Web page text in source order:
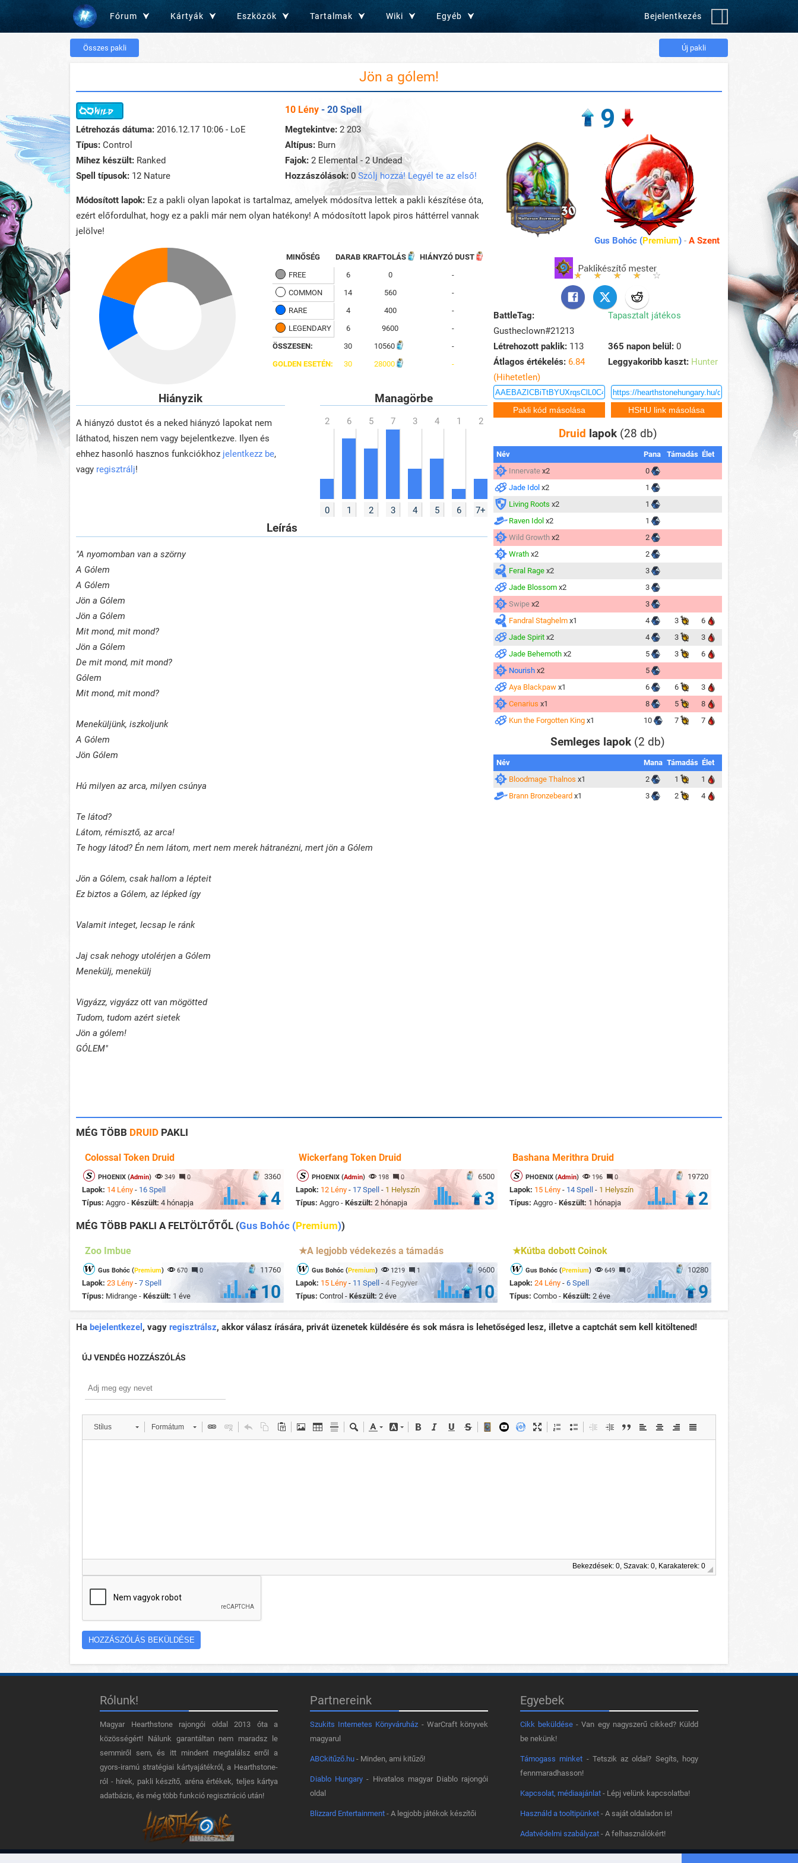
Fórum Kártyák Eszközök Tartalmak Wiki Egyéb Bejelentkezés
Összes pakli Új pakli
Jön a gólem!
10 Lény - 20 Spell
Létrehozás dátuma: 2016.12.17 10:06 - LoE Megtekintve:2 203
Típus: Control Altípus: Burn
Mihez készült: Ranked Fajok:2 Elemental - 2 Undead
Spell típusok: 12 Nature Hozzászólások:0 Szólj hozzá! Legyél te az első!
Módosított lapok: Ez a pakli olyan lapokat is tartalmaz, amelyek módosítva lettek a pakli készítése óta,
ezért előfordulhat, hogy ez a pakli már nem olyan hatékony! A módosított lapok piros háttérrel vannak
jelölve!
MINŐSÉG DARAB KRAFTOLÁS
HIÁNYZÓ DUST
FREE
6 0
-
COMMON
14 560
-
RARE
4 400
-
LEGENDARY
6 9600
-
ÖSSZESEN:
30 10560
-
GOLDEN ESETÉN:
30 28000 -
Hiányzik
A hiányzó dustot és a neked hiányzó lapokat nem
láthatod, hiszen nem vagy bejelentkezve. Ilyen és
ehhez hasonló hasznos funkciókhoz jelentkezz be,
vagy regisztrálj!
Managörbe
0 1 2 3 4 5 6 7+
Leírás
"A nyomomban van a szörny
A Gólem
A Gólem
Jön a Gólem
Jön a Gólem
Mit mond, mit mond?
Jön a Gólem
De mit mond, mit mond?
Gólem
Mit mond, mit mond?
Meneküljünk, iszkoljunk
A Gólem
Jön Gólem
Hú milyen az arca, milyen csúnya
Te látod?
Látom, rémisztő, az arca!
Te hogy látod? Én nem látom, mert nem merek hátranézni, mert jön a Gólem
Jön a Gólem, csak hallom a lépteit
Ez biztos a Gólem, az lépked így
Valamit integet, lecsap le ránk
Jaj csak nehogy utolérjen a Gólem
Menekülj, menekülj
Vigyázz, vigyázz ott van mögötted
Tudom, tudom azért sietek
Jön a gólem!
GÓLEM"
9
Gus Bohóc (Premium)- A Szent
BattleTag:
Gustheclown#21213
Tapasztalt játékos
Létrehozott paklik: 113 365 napon belül:0
Átlagos értékelés: 6.84
(Hihetetlen)
Leggyakoribb kaszt: Hunter
Druid lapok (28 db)
Név Pana Támadás Élet
Innervate x2
0
Jade Idol x2
1
Living Roots x2
1
Raven Idol x2
1
Wild Growth x2
2
Wrath x2
2
Feral Rage x2
3
Jade Blossom x2
3
Swipe x2
3
Fandral Staghelm x1 4 3
6
Jade Spirit x2 4 3
3
Jade Behemoth x2 5 3
6
Nourish x2
5
Aya Blackpaw x1 6 6
3
Cenarius x1 8 5
8
Kun the Forgotten King x1 10 7 7
Semleges lapok (2 db)
Név Mana Támadás Élet
Bloodmage Thalnos x1 2 1
1
Brann Bronzebeard x1 3 2 4
MÉG TÖBB DRUID PAKLI
Colossal Token Druid
3360
PHOENIX (Admin) 349 0
Lapok: 14 Lény - 16 Spell
Típus: Aggro - Készült: 4 hónapja 4
Wickerfang Token Druid
6500
PHOENIX (Admin) 198 0
Lapok: 12 Lény - 17 Spell - 1 Helyszín
Típus: Aggro - Készült: 2 hónapja 3
Bashana Merithra Druid
19720
PHOENIX (Admin) 196 0
Lapok: 15 Lény - 14 Spell - 1 Helyszín
Típus: Aggro - Készült: 1 hónapja 2
MÉG TÖBB PAKLI A FELTÖLTŐTŐL (Gus Bohóc (Premium))
Zoo Imbue
11760
Gus Bohóc (Premium) 670 0
Lapok: 23 Lény - 7 Spell
Típus: Midrange - Készült: 1 éve 10
★A legjobb védekezés a támadás
9600
Gus Bohóc (Premium) 1219 1
Lapok: 15 Lény - 11 Spell - 4 Fegyver
Típus: Control - Készült: 2 éve 10
★Kútba dobott Coinok
10280
Gus Bohóc (Premium) 649 0
Lapok: 24 Lény - 6 Spell
Típus: Combo - Készült: 2 éve 9
Ha bejelentkezel , vagy regisztrálsz, akkor válasz írására, privát üzenetek küldésére és sok másra is lehetőséged lesz, illetve a captchát sem kell kitöltened!
ÚJ VENDÉG HOZZÁSZÓLÁS
Stílus Formátum
Bekezdések: 0, Szavak: 0, Karakaterek: 0
Rólunk!
Magyar Hearthstone​ rajongói oldal 2013 óta a
közösségért! Nálunk garantáltan nem maradsz le
semmiről sem, és itt mindent megtalálsz erről a
gyors-iramú stratégiai kártyajátékról, a Hearthstone-
ról - hírek, pakli készítő, aréna értékek, teljes kártya
adatbázis, és még több funkció regisztráció után!
Partnereink
Szukits Internetes Könyváruház - WarCraft könyvek
magyarul
ABCkitűző.hu - Minden, ami kitűző!
Diablo Hungary - Hivatalos magyar Diablo rajongói
oldal
Blizzard Entertainment - A legjobb játékok készítői
Egyebek
Cikk beküldése - Van egy nagyszerű cikked? Küldd
be nekünk!
Támogass minket - Tetszik az oldal? Segíts, hogy
fennmaradhasson!
Kapcsolat, médiaajánlat - Lépj velünk kapcsolatba!
Használd a tooltipünket - A saját oldaladon is!
Adatvédelmi szabályzat - A felhasználókért!